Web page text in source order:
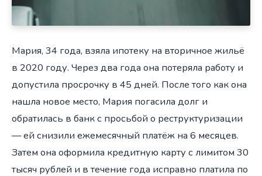
Мария, 34 года, взяла ипотеку на вторичное жильё
в 2020 году. Через два года она потеряла работу и
допустила просрочку в 45 дней. После того как она
нашла новое место, Мария погасила долг и
обратилась в банк с просьбой о реструктуризации
— ей снизили ежемесячный платёж на 6 месяцев.
Затем она оформила кредитную карту с лимитом 30
тысяч рублей и в течение года исправно платила по